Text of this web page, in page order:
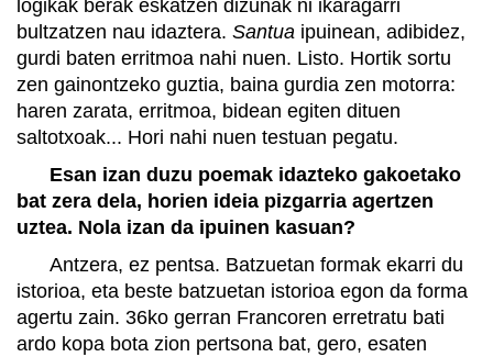
logikak berak eskatzen dizunak ni ikaragarri
bultzatzen nau idaztera. Santua ipuinean, adibidez,
gurdi baten erritmoa nahi nuen. Listo. Hortik sortu
zen gainontzeko guztia, baina gurdia zen motorra:
haren zarata, erritmoa, bidean egiten dituen
saltotxoak... Hori nahi nuen testuan pegatu.
Esan izan duzu poemak idazteko gakoetako
bat zera dela, horien ideia pizgarria agertzen
uztea. Nola izan da ipuinen kasuan?
Antzera, ez pentsa. Batzuetan formak ekarri du
istorioa, eta beste batzuetan istorioa egon da forma
agertu zain. 36ko gerran Francoren erretratu bati
ardo kopa bota zion pertsona bat, gero, esaten